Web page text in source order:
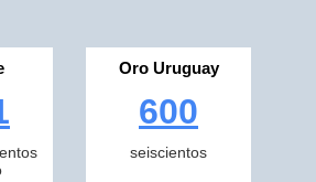
Oro Uruguay
600
seiscientos